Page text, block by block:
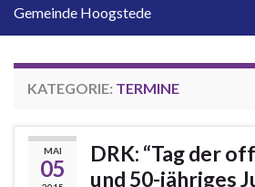
Gemeinde Hoogstede
KATEGORIE: TERMINE
MAI
05
DRK: “Tag der
und 50-jähriges